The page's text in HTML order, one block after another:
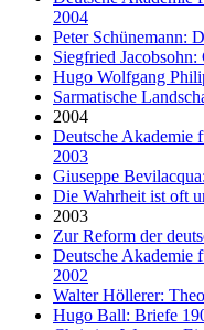
2004
Peter Schünemann:
Siegfried Jacobsohn:
Hugo Wolfgang
Sarmatische
2004
Deutsche Akademie
2003
Giuseppe
Die Wahrheit ist oft
2003
Zur Reform der
Deutsche Akademie
2002
Walter Höllerer:
Hugo Ball: Briefe